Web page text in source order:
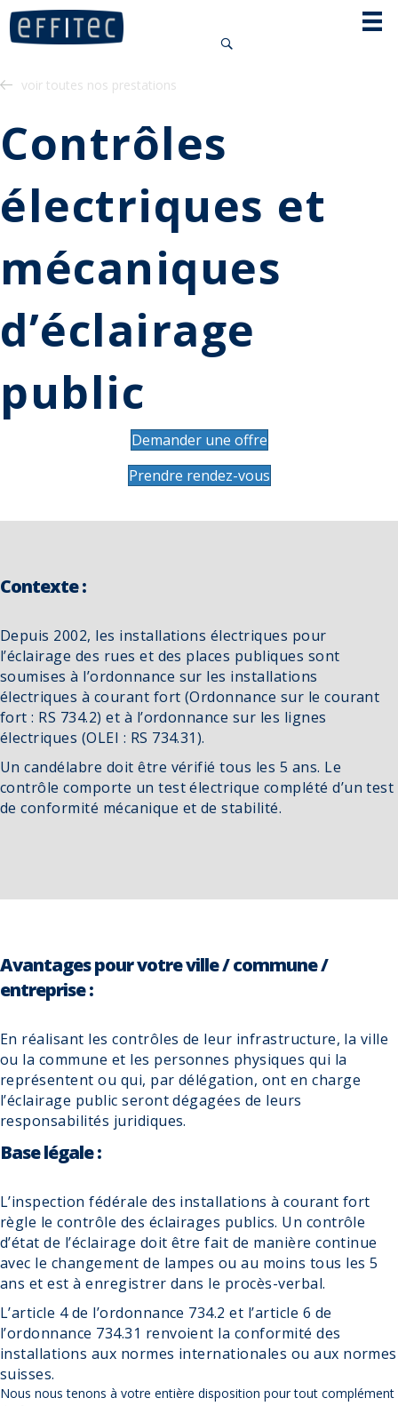
Panneau de gestion des cookies
voir toutes nos prestations
Contrôles
électriques et
mécaniques
d’éclairage
public
Demander une offre
Prendre rendez-vous
Contexte :
Depuis 2002, les installations électriques pour
l’éclairage des rues et des places publiques sont
soumises à l’ordonnance sur les installations
électriques à courant fort (Ordonnance sur le courant
fort : RS 734.2) et à l’ordonnance sur les lignes
électriques (OLEI : RS 734.31).
Un candélabre doit être vérifié tous les 5 ans. Le
contrôle comporte un test électrique complété d’un test
de conformité mécanique et de stabilité.
Avantages pour votre ville / commune /
entreprise :
En réalisant les contrôles de leur infrastructure, la ville
ou la commune et les personnes physiques qui la
représentent ou qui, par délégation, ont en charge
l’éclairage public seront dégagées de leurs
responsabilités juridiques.
Base légale :
L’inspection fédérale des installations à courant fort
règle le contrôle des éclairages publics. Un contrôle
d’état de l’éclairage doit être fait de manière continue
avec le changement de lampes ou au moins tous les 5
ans et est à enregistrer dans le procès-verbal.
L’article 4 de l’ordonnance 734.2 et l’article 6 de
l’ordonnance 734.31 renvoient la conformité des
installations aux normes internationales ou aux normes
suisses.
Nous nous tenons à votre entière disposition pour tout complément